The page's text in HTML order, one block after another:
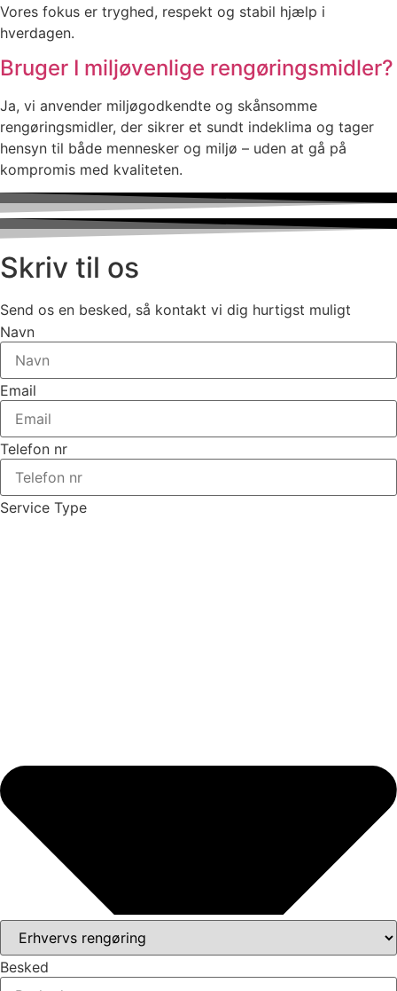
Vores fokus er tryghed, respekt og stabil hjælp i
hverdagen.
Bruger I miljøvenlige rengøringsmidler?
Ja, vi anvender miljøgodkendte og skånsomme
rengøringsmidler, der sikrer et sundt indeklima og tager
hensyn til både mennesker og miljø – uden at gå på
kompromis med kvaliteten.
Skriv til os
Send os en besked, så kontakt vi dig hurtigst muligt
Navn
Email
Telefon nr
Service Type
Besked